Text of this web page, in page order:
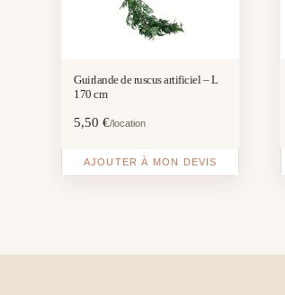
Guirlande de ruscus artificiel – L
170 cm
5,50€/location
AJOUTER À MON DEVIS